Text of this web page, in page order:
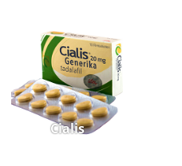
Cialis